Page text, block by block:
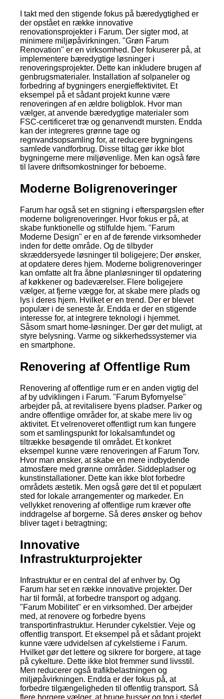
I takt med den stigende fokus på bæredygtighed er
der opstået en række innovative
renovationsprojekter i Farum. Der sigter mod, at
minimere miljøpåvirkningen. "Grøn Farum
Renovation" er en virksomhed. Der fokuserer på, at
implementere bæredygtige løsninger i
renoveringsprojekter. Dette kan inkludere brugen af
genbrugsmaterialer. Installation af solpaneler og
forbedring af bygningers energieffektivitet. Et
eksempel på et sådant projekt kunne være
renoveringen af en ældre boligblok. Hvor man
vælger, at anvende bæredygtige materialer som
FSC-certificeret træ og genanvendt mursten. Endda
kan der integreres grønne tage og
regnvandsopsamling for, at reducere bygningens
samlede vandforbrug. Disse tiltag gør ikke blot
bygningerne mere miljøvenlige. Men kan også føre
til lavere driftsomkostninger for beboerne.
Moderne Boligrenoveringer
Farum har også set en stigning i efterspørgslen efter
moderne boligrenoveringer. Hvor fokus er på, at
skabe funktionelle og stilfulde hjem. "Farum
Moderne Design" er en af de førende virksomheder
inden for dette område. Og de tilbyder
skræddersyede løsninger til boligejere; Der ønsker,
at opdatere deres hjem. Moderne boligrenoveringer
kan omfatte alt fra åbne planløsninger til opdatering
af køkkener og badeværelser. Flere boligejere
vælger, at fjerne vægge for, at skabe mere plads og
lys i deres hjem. Hvilket er en trend. Der er blevet
populær i de seneste år. Endda er der en stigende
interesse for, at integrere teknologi i hjemmet.
Såsom smart home-løsninger. Der gør det muligt, at
styre belysning. Varme og sikkerhedssystemer via
en smartphone.
Renovering af Offentlige Rum
Renovering af offentlige rum er en anden vigtig del
af by udviklingen i Farum. "Farum Byfornyelse"
arbejder på, at revitalisere byens pladser. Parker og
andre offentlige områder for, at skabe mere liv og
aktivitet. Et velrenoveret offentligt rum kan fungere
som et samlingspunkt for lokalsamfundet og
tiltrække besøgende til området. Et konkret
eksempel kunne være renoveringen af Farum Torv.
Hvor man ønsker, at skabe en mere indbydende
atmosfære med grønne områder. Siddepladser og
kunstinstallationer. Dette kan ikke blot forbedre
områdets æstetik. Men også gøre det til et populært
sted for lokale arrangementer og markeder. En
vellykket renovering af offentlige rum kræver ofte
inddragelse af borgerne. Så deres ønsker og behov
bliver taget i betragtning;
Innovative
Infrastrukturprojekter
Infrastruktur er en central del af enhver by. Og
Farum har set en række innovative projekter. Der
har til formål, at forbedre transport og adgang.
"Farum Mobilitet" er en virksomhed. Der arbejder
med, at renovere og forbedre byens
transportinfrastruktur. Herunder cykelstier. Veje og
offentlig transport. Et eksempel på et sådant projekt
kunne være udvidelsen af cykelstierne i Farum.
Hvilket gør det lettere og sikrere for borgere, at tage
på cykelture. Dette ikke blot fremmer sund livsstil.
Men reducerer også trafikbelastningen og
miljøpåvirkningen. Endda er der fokus på, at
forbedre tilgængeligheden til offentlig transport. Så
flere borgere vælger, at bruge busser og tog i stedet